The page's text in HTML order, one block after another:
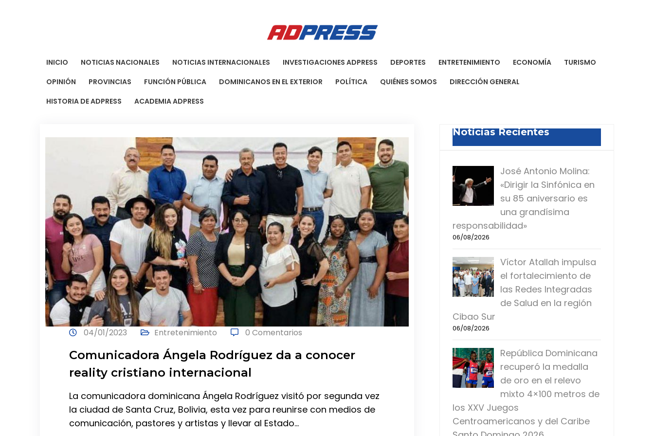
INICIO NOTICIAS NACIONALES NOTICIAS INTERNACIONALES INVESTIGACIONES ADPRESS DEPORTES ENTRETENIMIENTO ECONOMÍA
TURISMO
OPINIÓN
PROVINCIAS FUNCIÓN PÚBLICA DOMINICANOS EN EL EXTERIOR POLÍTICA QUIÉNES SOMOS
DIRECCIÓN GENERAL
HISTORIA DE ADPRESS
ACADEMIA ADPRESS
04/01/2023 Entretenimiento 0 Comentarios
Comunicadora Ángela Rodríguez da a conocer
reality cristiano internacional
La comunicadora dominicana Ángela Rodríguez visitó por segunda vez
la ciudad de Santa Cruz, Bolivia, esta vez para reunirse con medios de
comunicación, pastores y artistas y llevar al Estado…
Noticias Recientes
José Antonio Molina:
«Dirigir la Sinfónica en
su 85 aniversario es
una grandísima
responsabilidad»
06/08/2026
Víctor Atallah impulsa
el fortalecimiento de
las Redes Integradas
de Salud en la región
Cibao Sur
06/08/2026
República Dominicana
recuperó la medalla
de oro en el relevo
mixto 4×100 metros de
los XXV Juegos
Centroamericanos y del Caribe